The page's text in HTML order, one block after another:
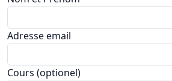
Adresse email
Cours (optionel)